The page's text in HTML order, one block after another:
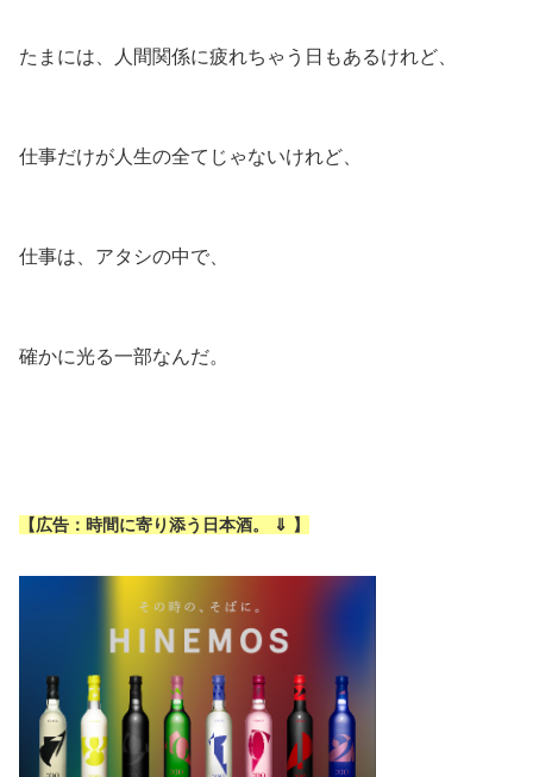
たまには、人間関係に疲れちゃう日もあるけれど、
仕事だけが人生の全てじゃないけれど、
仕事は、アタシの中で、
確かに光る一部なんだ。
【広告：時間に寄り添う日本酒。 ⇓ 】